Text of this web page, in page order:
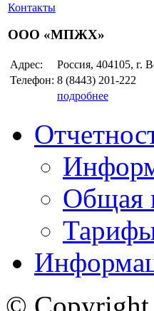
Контакты
ООО «МПЖХ»
Адрес:
Россия, 404105, г.
Телефон: 8 (8443) 201-222
подробнее
Общая